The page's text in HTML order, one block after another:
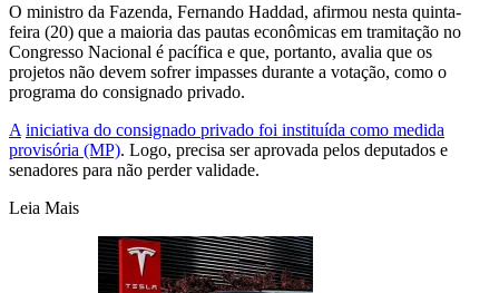
O ministro da Fazenda, Fernando Haddad, afirmou nesta quinta-
feira (20) que a maioria das pautas econômicas em tramitação no
Congresso Nacional é pacífica e que, portanto, avalia que os
projetos não devem sofrer impasses durante a votação, como o
programa do consignado privado.
A iniciativa do consignado privado foi instituída como medida
provisória (MP). Logo, precisa ser aprovada pelos deputados e
senadores para não perder validade.
Leia Mais